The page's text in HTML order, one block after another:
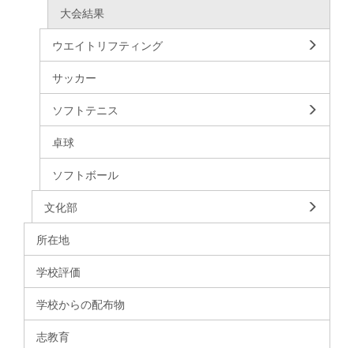
大会結果
ウエイトリフティング
サッカー
ソフトテニス
卓球
ソフトボール
文化部
所在地
学校評価
学校からの配布物
志教育